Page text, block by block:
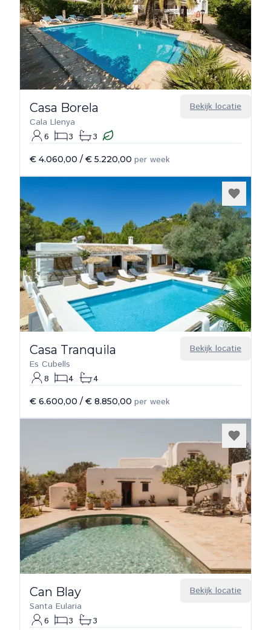
Bekijk locatie
Casa Borela
Cala Llenya
6
3 3
€ 4.060,00 / € 5.220,00 per week
Bekijk locatie
Casa Tranquila
Es Cubells
8
4 4
€ 6.600,00 / € 8.850,00 per week
Bekijk locatie
Can Blay
Santa Eularia
6
3 3